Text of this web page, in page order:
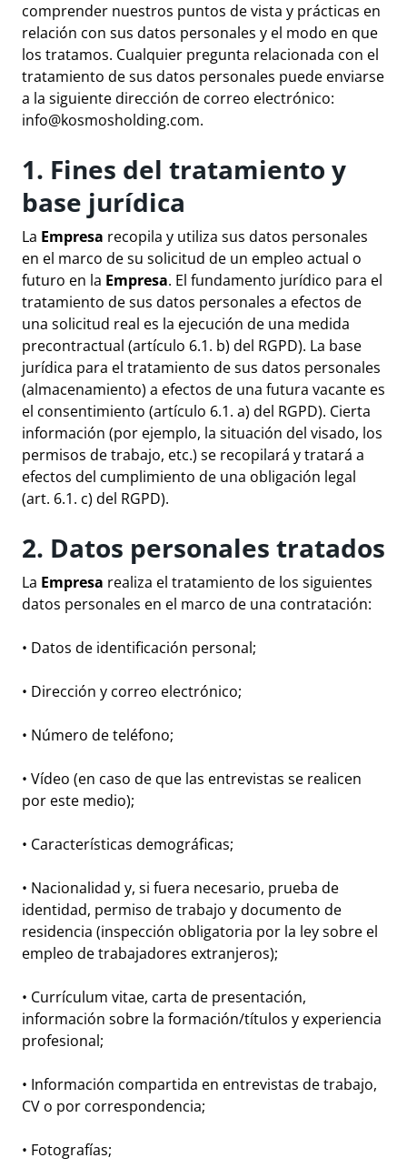
comprender nuestros puntos de vista y prácticas en
relación con sus datos personales y el modo en que
los tratamos. Cualquier pregunta relacionada con el
tratamiento de sus datos personales puede enviarse
a la siguiente dirección de correo electrónico:
info@kosmosholding.com.
1. Fines del tratamiento y
base jurídica
La Empresa recopila y utiliza sus datos personales
en el marco de su solicitud de un empleo actual o
futuro en la Empresa. El fundamento jurídico para el
tratamiento de sus datos personales a efectos de
una solicitud real es la ejecución de una medida
precontractual (artículo 6.1. b) del RGPD). La base
jurídica para el tratamiento de sus datos personales
(almacenamiento) a efectos de una futura vacante es
el consentimiento (artículo 6.1. a) del RGPD). Cierta
información (por ejemplo, la situación del visado, los
permisos de trabajo, etc.) se recopilará y tratará a
efectos del cumplimiento de una obligación legal
(art. 6.1. c) del RGPD).
2. Datos personales tratados
La Empresa realiza el tratamiento de los siguientes
datos personales en el marco de una contratación:
• Datos de identificación personal;
• Dirección y correo electrónico;
• Número de teléfono;
• Vídeo (en caso de que las entrevistas se realicen
por este medio);
• Características demográficas;
• Nacionalidad y, si fuera necesario, prueba de
identidad, permiso de trabajo y documento de
residencia (inspección obligatoria por la ley sobre el
empleo de trabajadores extranjeros);
• Currículum vitae, carta de presentación,
información sobre la formación/títulos y experiencia
profesional;
• Información compartida en entrevistas de trabajo,
CV o por correspondencia;
• Fotografías;